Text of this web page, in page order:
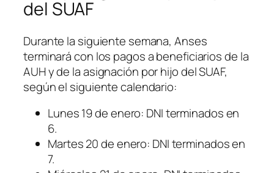
del SUAF
Durante la siguiente semana, Anses
terminará con los pagos a beneficiarios de la
AUH y de la asignación por hijo del SUAF,
según el siguiente calendario:
Lunes 19 de enero: DNI terminados en
6.
Martes 20 de enero: DNI terminados en
7.